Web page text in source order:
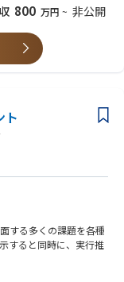
または全社的なブラン
理・運用責任者として
ョンのディレクション
からのマーケティング
できる人
を描き、実行すること
方
柔軟な発想力を持って
800 万円 ~ 非公開
ト
する多くの課題を各種
すると同時に、実行推